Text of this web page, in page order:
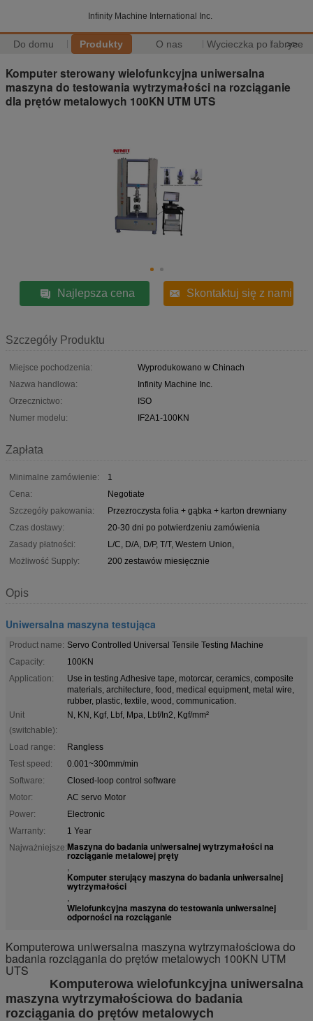
Infinity Machine International Inc.
Do domu Produkty O nas Wycieczka po fabryce
>>
Komputer sterowany wielofunkcyjna uniwersalna
maszyna do testowania wytrzymałości na rozciąganie
dla prętów metalowych 100KN UTM UTS
Najlepsza cena Skontaktuj się z nami
Szczegóły Produktu
Miejsce pochodzenia:
Wyprodukowano w Chinach
Nazwa handlowa:
Infinity Machine Inc.
Orzecznictwo:
ISO
Numer modelu:
IF2A1-100KN
Zapłata
Minimalne zamówienie:
1
Cena:
Negotiate
Szczegóły pakowania:
Przezroczysta folia + gąbka + karton drewniany
Czas dostawy:
20-30 dni po potwierdzeniu zamówienia
Zasady płatności:
L/C, D/A, D/P, T/T, Western Union,
Możliwość Supply:
200 zestawów miesięcznie
Opis
Uniwersalna maszyna testująca
Product name: Servo Controlled Universal Tensile Testing Machine
Capacity:
100KN
Application:
Use in testing Adhesive tape, motorcar, ceramics, composite
materials, architecture, food, medical equipment, metal wire,
rubber, plastic, textile, wood, communication.
Unit
(switchable):
N, KN, Kgf, Lbf, Mpa, Lbf/In2, Kgf/mm²
Load range:
Rangless
Test speed:
0.001~300mm/min
Software:
Closed-loop control software
Motor:
AC servo Motor
Power:
Electronic
Warranty:
1 Year
Najważniejsze:Maszyna do badania uniwersalnej wytrzymałości na
rozciąganie metalowej pręty
,
Komputer sterujący maszyna do badania uniwersalnej
wytrzymałości
,
Wielofunkcyjna maszyna do testowania uniwersalnej
odporności na rozciąganie
Komputerowa uniwersalna maszyna wytrzymałościowa do
badania rozciągania do prętów metalowych 100KN UTM
UTS
Komputerowa wielofunkcyjna uniwersalna
maszyna wytrzymałościowa do badania
rozciągania do prętów metalowych